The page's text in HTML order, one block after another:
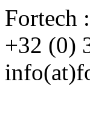
Fortech
+32 (0)